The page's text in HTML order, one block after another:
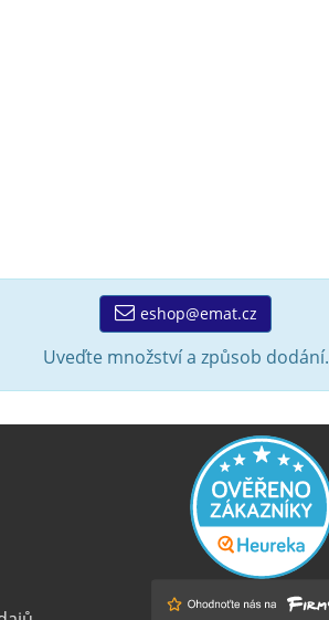
eshop@emat.cz
Uveďte množství a způsob dodání.